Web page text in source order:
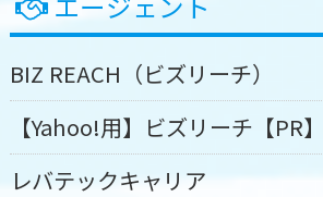
b
o
o
k
BIZ REACH（ビズリーチ）
【Yahoo!用】ビズリーチ【PR】
レバテックキャリア